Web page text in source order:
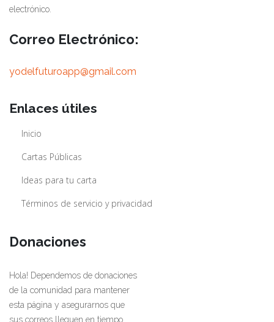
electrónico.
Correo Electrónico:
yodelfuturoapp@gmail.com
Enlaces útiles
Inicio
Cartas Públicas
Ideas para tu carta
Términos de servicio y privacidad
Donaciones
Hola! Dependemos de donaciones
de la comunidad para mantener
esta página y asegurarnos que
sus correos lleguen en tiempo